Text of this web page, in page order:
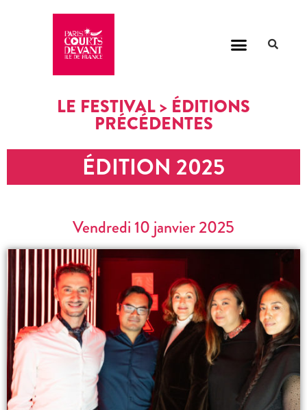
LE FESTIVAL > ÉDITIONS
PRÉCÉDENTES
ÉDITION 2025
Vendredi 10 janvier 2025